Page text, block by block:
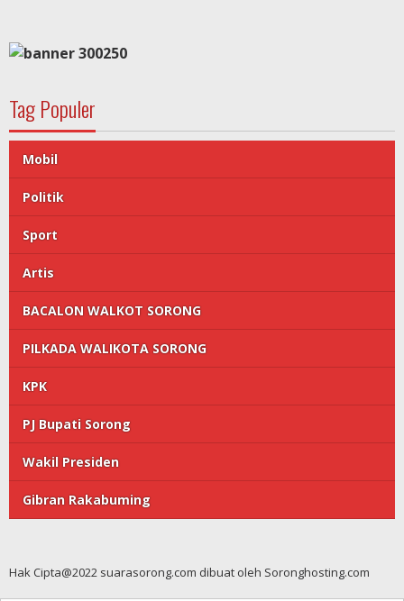
Tag Populer
Mobil
Politik
Sport
Artis
BACALON WALKOT SORONG
PILKADA WALIKOTA SORONG
KPK
PJ Bupati Sorong
Wakil Presiden
Gibran Rakabuming
Hak Cipta@2022 suarasorong.com dibuat oleh Soronghosting.com